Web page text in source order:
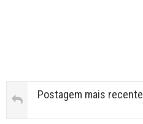
Postagem mais recente